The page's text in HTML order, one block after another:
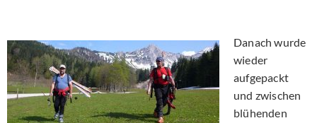
Danach wurde
wieder
aufgepackt
und zwischen
blühenden